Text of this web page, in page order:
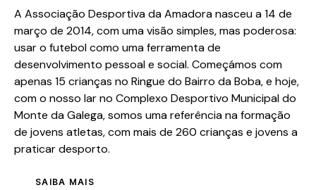
A Associação Desportiva da Amadora nasceu a 14 de
março de 2014, com uma visão simples, mas poderosa:
usar o futebol como uma ferramenta de
desenvolvimento pessoal e social. Começámos com
apenas 15 crianças no Ringue do Bairro da Boba, e hoje,
com o nosso lar no Complexo Desportivo Municipal do
Monte da Galega, somos uma referência na formação
de jovens atletas, com mais de 260 crianças e jovens a
praticar desporto.
SAIBA MAIS